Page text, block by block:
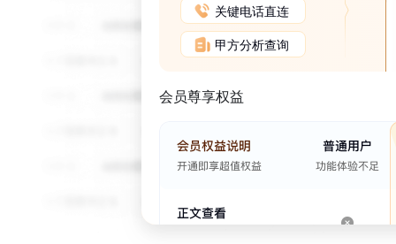
关键电话直连
甲方分析查询
会员尊享权益